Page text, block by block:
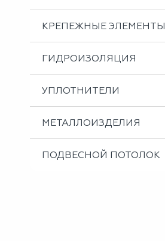
КРЕПЕЖНЫЕ ЭЛЕМЕНТЫ
ГИДРОИЗОЛЯЦИЯ
УПЛОТНИТЕЛИ
МЕТАЛЛОИЗДЕЛИЯ
ПОДВЕСНОЙ ПОТОЛОК